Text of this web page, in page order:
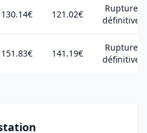
130.14€ 121.02€
Rupture
définitive
151.83€ 141.19€
Rupture
définitive